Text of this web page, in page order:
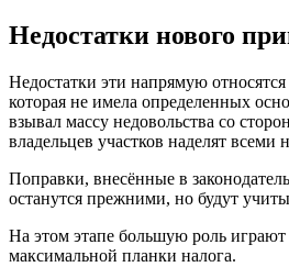
Недостатки нового
Недостатки эти напрямую
которая не имела определенных
взывал массу недовольства со
владельцев участков наделят
Поправки, внесённые в
останутся прежними, но будут
На этом этапе большую роль играют
максимальной планки налога.